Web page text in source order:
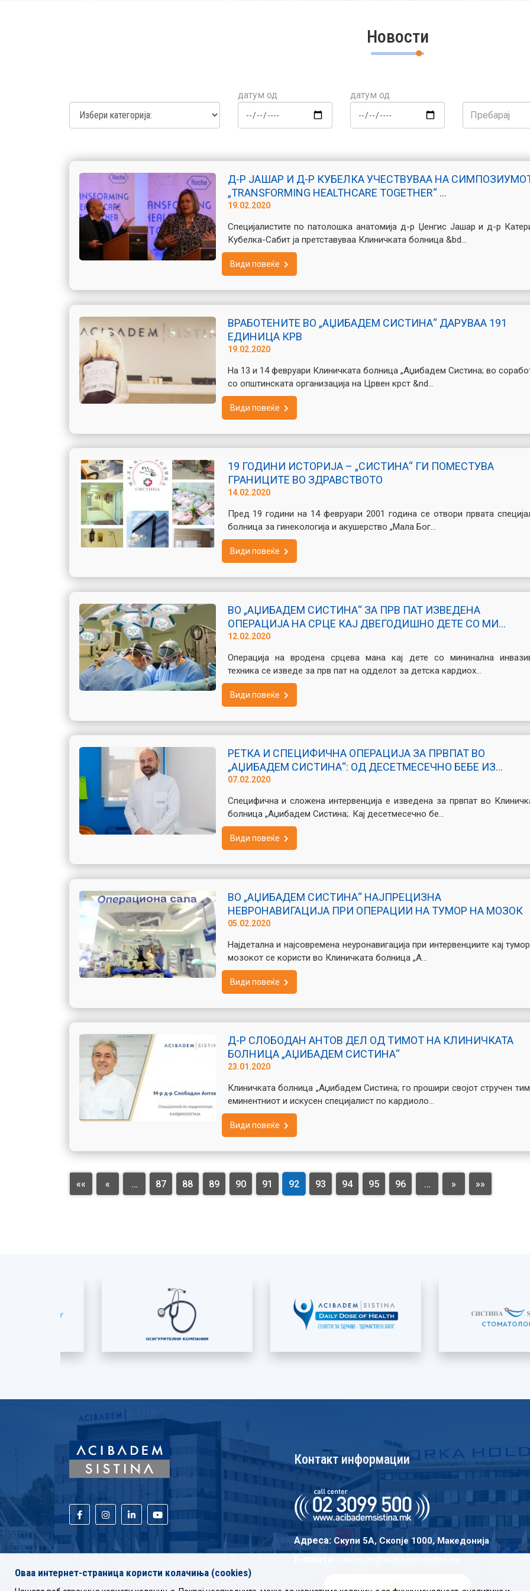
Новости
датум од датум од
Д-Р ЈАШАР И Д-Р КУБЕЛКА УЧЕСТВУВАА НА
„TRANSFORMING HEALTHCARE TOGETHER“ ...
19.02.2020
Специјалистите по патолошка анатомија д-р Џенгис Јашар и д-р
Кубелка-Сабит ја прeтставуваа Клиничката болница &bd...
Види повеќе
ВРАБОТЕНИТЕ ВО „АЏИБАДЕМ СИСТИНА“ ДАРУВАА 191
ЕДИНИЦА КРВ
19.02.2020
На 13 и 14 февруари Клиничката болница „Аџибадем Систина; во
со општинската организација на Црвен крст &nd...
Види повеќе
19 ГОДИНИ ИСТОРИЈА – „СИСТИНА“ ГИ ПОМЕСТУВА
ГРАНИЦИТЕ ВО ЗДРАВСТВОТО
14.02.2020
Пред 19 години на 14 февруари 2001 година се отвори првата
болница за гинекологија и акушерство „Мала Бог...
Види повеќе
ВО „АЏИБАДЕМ СИСТИНА“ ЗА ПРВ ПАТ ИЗВЕДЕНА
ОПЕРАЦИЈА НА СРЦЕ КАЈ ДВЕГОДИШНО ДЕТЕ СО МИ...
12.02.2020
Операција на вродена срцева мана кај дете со мининална
техника се изведе за прв пат на одделот за детска кардиох...
Види повеќе
РЕТКА И СПЕЦИФИЧНА ОПЕРАЦИЈА ЗА ПРВПАТ ВО
„АЏИБАДЕМ СИСТИНА“: ОД ДЕСЕТМЕСЕЧНО БЕБЕ ИЗ...
07.02.2020
Специфична и сложена интервенција е изведена за првпат во
болница „Аџибадем Систина;. Кај десетмесечно бе...
Види повеќе
ВО „АЏИБАДЕМ СИСТИНА“ НАЈПРЕЦИЗНА
НЕВРОНАВИГАЦИЈА ПРИ ОПЕРАЦИИ НА ТУМОР НА МОЗОК
05.02.2020
Најдетална и најсовремена нeуронавигација при интервенциите кај
мозокот се користи во Клиничката болница „А...
Види повеќе
Д-Р СЛОБОДАН АНТОВ ДЕЛ ОД ТИМОТ НА КЛИНИЧКАТА
БОЛНИЦА „АЏИБАДЕМ СИСТИНА“
23.01.2020
Клиничката болница „Аџибадем Систина; го прошири својот стручен
еминентниот и искусен специјалист по кардиоло...
Види повеќе
«« « … 87 88 89 90 91 92 93 94 95 96 … » »»
Контакт информации
Адреса: Скупи 5A, Скопје 1000, Македонија
Оваа интернет-страница користи колачиња (cookies)